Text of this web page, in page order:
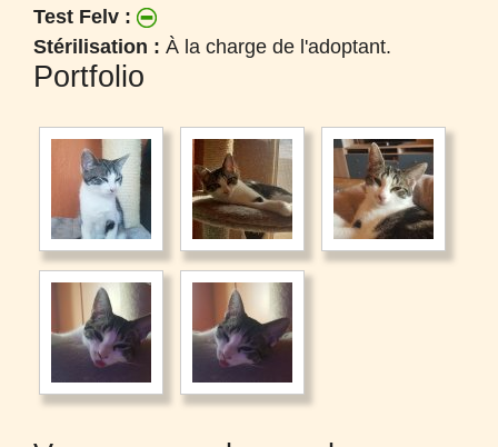
Test Felv :
Stérilisation : À la charge de l'adoptant.
Portfolio